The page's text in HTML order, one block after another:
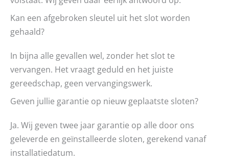
Kan een afgebroken sleutel uit het slot worden
gehaald?
In bijna alle gevallen wel, zonder het slot te
vervangen. Het vraagt geduld en het juiste
gereedschap, geen vervangingswerk.
Geven jullie garantie op nieuw geplaatste sloten?
Ja. Wij geven twee jaar garantie op alle door ons
geleverde en geïnstalleerde sloten, gerekend vanaf
installatiedatum.